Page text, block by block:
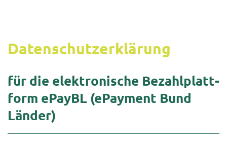
Da­ten­schutz­er­klä­rung
für die elek­tro­ni­sche Be­zahl­platt­
form ePayBL (ePay­ment Bund
Län­der)